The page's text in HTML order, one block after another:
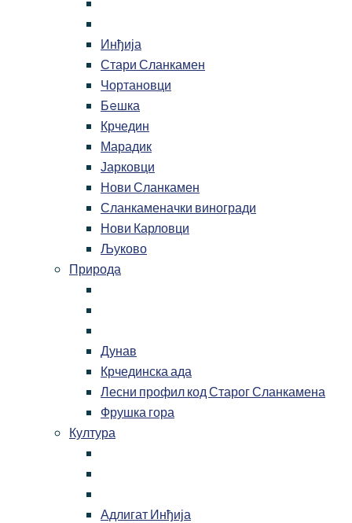
Инђија
Стари Сланкамен
Чортановци
Бeшка
Крчедин
Марадик
Јарковци
Нови Сланкамен
Сланкаменачки виногради
Нови Карловци
Љуково
Природа
Дунав
Крчединска ада
Лесни профил код Старог Сланкамена
Фрушка гора
Култура
Адлигат Инђија